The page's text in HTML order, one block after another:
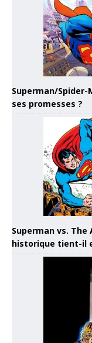
Superman/
ses promesses ?
Superman vs. The
historique tient-il